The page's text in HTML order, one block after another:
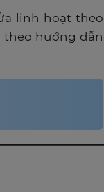
linh hoạt theo
theo hướng dẫn